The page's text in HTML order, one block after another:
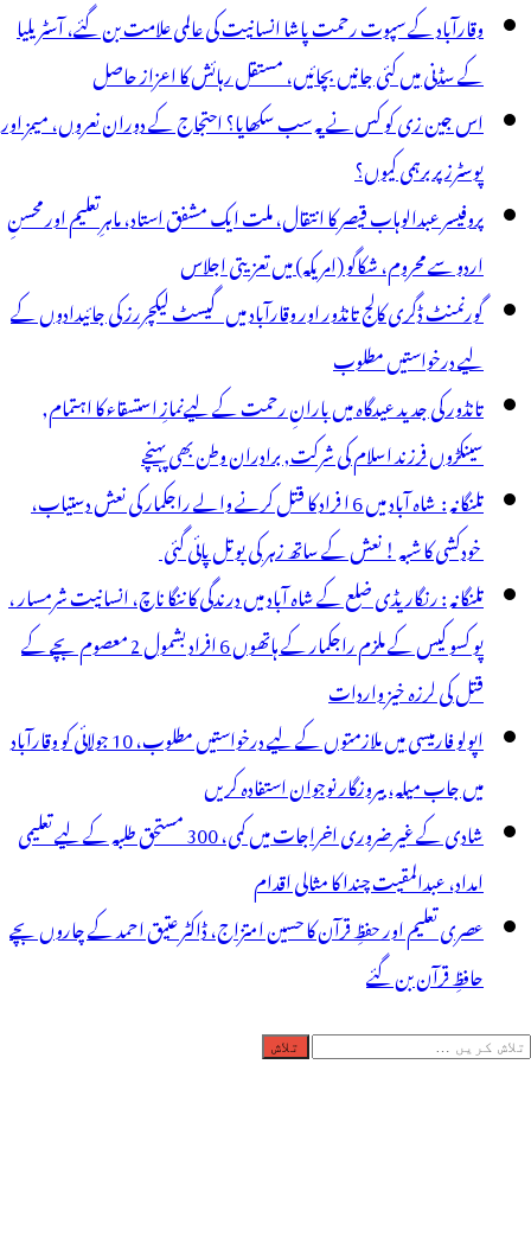
وقارآباد کے سپوت رحمت پاشا انسانیت کی عالمی علامت بن گئے، آسٹریلیا
کے سڈنی میں کئی جانیں بچائیں، مستقل رہائش کا اعزاز حاصل
اس جین زی کو کس نے یہ سب سکھایا؟ احتجاج کے دوران نعروں، میمز اور
پوسٹرز پر برہمی کیوں؟
پروفیسر عبدالوہاب قیصر کا انتقال، ملت ایک مشفق استاد، ماہرِتعلیم اور محسنِ
اردو سے محروم، شکاگو (امریکہ) میں تعزیتی اجلاس
گورنمنٹ ڈگری کالج تانڈور اور وقارآباد میں گیسٹ لیکچررز کی جائیدادوں کے
لیے درخواستیں مطلوب
تانڈور کی جدید عیدگاہ میں بارانِ رحمت کے لیےنمازِ استسقاء کا اہتمام,
سینکڑوں فرزند اسلام کی شرکت, برادران وطن بھی پہنچے
تلنگانہ : شاہ آباد میں 6 ا فراد کا قتل کرنے والے راجکمار کی نعش دستیاب،
خودکشی کا شبہ ! نعش کے ساتھ زہر کی بوتل پائی گئی
تلنگانہ : رنگاریڈی ضلع کے شاہ آباد میں درندگی کا ننگا ناچ، انسانیت شرمسار ،
پو کسو کیس کے ملزم راجکمار کے ہاتھوں 6 افراد بشمول 2 معصوم بچے کے
قتل کی لرزہ خیز واردات
اپولو فارمیسی میں ملازمتوں کے لیے درخواستیں مطلوب، 10 جولائی کو وقارآباد
میں جاب میلہ، بیروزگار نوجوان استفادہ کریں
شادی کے غیر ضروری اخراجات میں کمی، 300 مستحق طلبہ کے لیے تعلیمی
امداد، عبدالمقیت چندا کا مثالی اقدام
عصری تعلیم اور حفظِ قرآن کا حسین امتزاج، ڈاکٹر عتیق احمد کے چاروں بچے
حافظِ قرآن بن گئے
تلاش